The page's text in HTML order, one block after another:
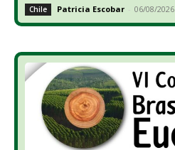
Chile Patricia Escobar - 06/08/2026